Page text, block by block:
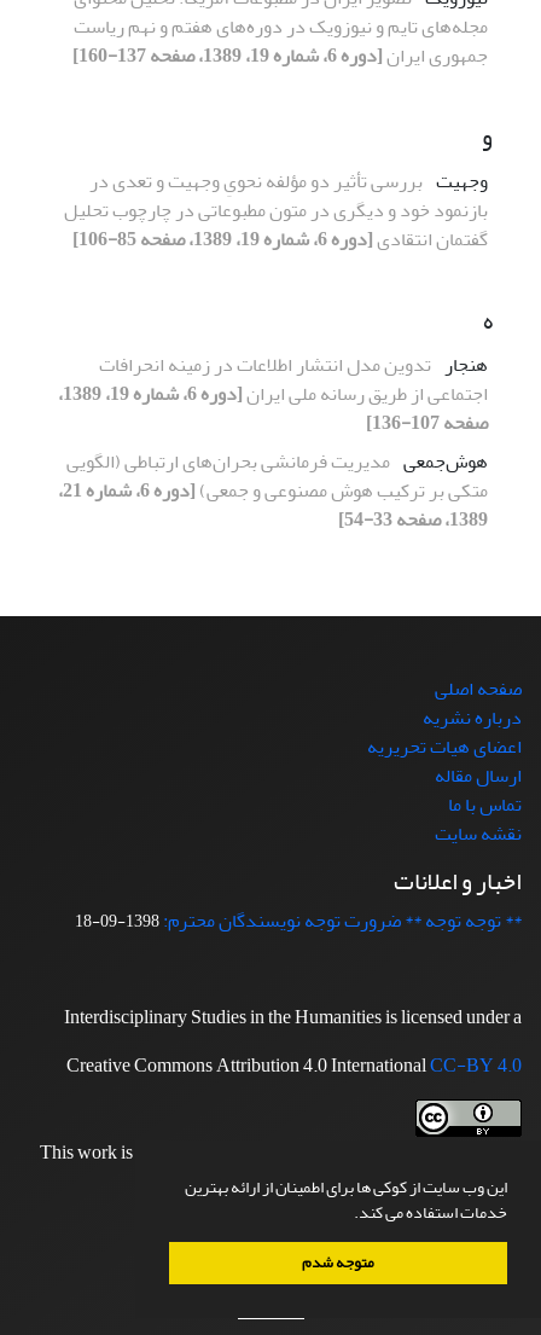
این وب سایت از کوکی ها برای اطمینان از ارائه بهترین
خدمات استفاده می کند.
متوجه شدم
مجله‌های تایم و نیوزویک در دوره‌های هفتم و نهم ریاست
جمهوری ایران[دوره 6، شماره 19، 1389، صفحه 137-160]
و
وجهیت بررسی تأثیر دو مؤلفه نحویِ وجهیت و تعدی در
بازنمود خود و دیگری در متون مطبوعاتی در چارچوب تحلیل
گفتمان انتقادی[دوره 6، شماره 19، 1389، صفحه 85-106]
ه
هنجار تدوین مدل انتشار اطلاعات در زمینه انحرافات
اجتماعی از طریق رسانه ملی ایران
[دوره 6، شماره 19، 1389،
صفحه 107-136]
هوش‌جمعی مدیریت فرمانشی بحران‌های ارتباطی (الگویی
متکی بر ترکیب هوش مصنوعی و جمعی)
[دوره 6، شماره 21،
1389، صفحه 33-54]
صفحه اصلی
درباره نشریه
اعضای هیات تحریریه
ارسال مقاله
تماس با ما
نقشه سایت
اخبار و اعلانات
** توجه توجه ** ضرورت توجه نویسندگان محترم:1398-09-18
Interdisciplinary Studies in the Humanities is licensed under a
Creative Commons Attribution 4.0 InternationalCC-BY 4.0
This work is licensed under a
International License
.
"دسترسی به مقالات سایت آزاد است"